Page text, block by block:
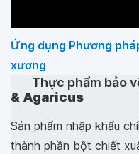
Ứng dụng Phương
xương
Thực phẩm bảo
& Agaricus
Sản phẩm nhập khẩu
thành phần bột chiết